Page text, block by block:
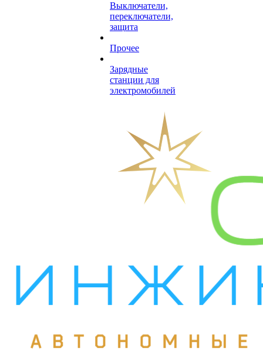
Выключатели,
переключатели,
защита
Прочее
Зарядные
станции для
электромобилей